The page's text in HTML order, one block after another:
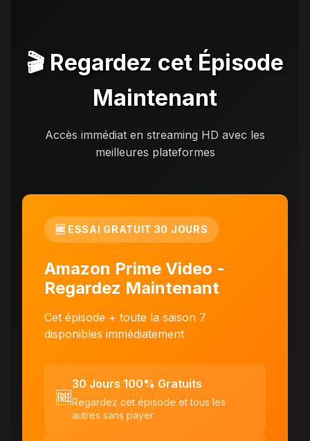
🎬 Regardez cet Épisode
Maintenant
Accès immédiat en streaming HD avec les
meilleures plateformes
🆓 ESSAI GRATUIT 30 JOURS
Amazon Prime Video -
Regardez Maintenant
Cet épisode + toute la saison 7
disponibles immédiatement
🆓
30 Jours 100% Gratuits
Regardez cet épisode et tous les
autres sans payer